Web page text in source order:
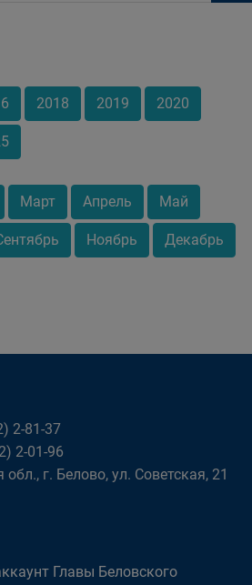
2018 2019 2020
Март Апрель Май
Ноябрь Декабрь
2-81-37
2-01-96
г. Белово, ул. Советская, 21
Главы Беловского